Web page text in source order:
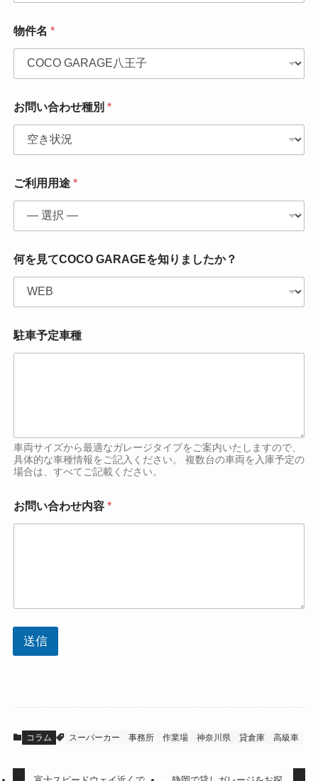
物件名 *
お問い合わせ種別 *
*
*
ご利用用途 *
何を見てCOCO GARAGEを知りましたか？
駐車予定車種
車両サイズから最適なガレージタイプをご案内いたしますので、
具体的な車種情報をご記入ください。 複数台の車両を入庫予定の
場合は、すべてご記載ください。
お問い合わせ内容 *
送信
コラム スーパーカー 事務所 作業場 神奈川県 貸倉庫 高級車